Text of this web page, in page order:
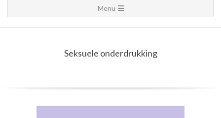
Navigation
Menu
Menu
Seksuele onderdrukking